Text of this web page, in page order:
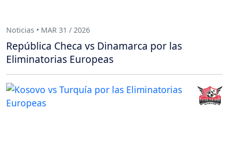
Noticias • MAR 31 / 2026
República Checa vs Dinamarca por las
Eliminatorias Europeas